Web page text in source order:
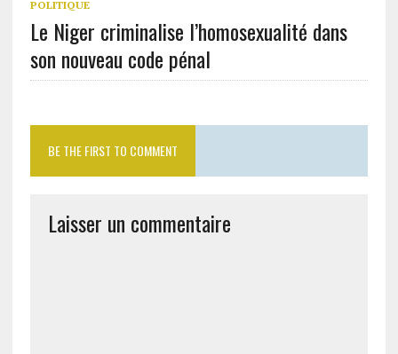
POLITIQUE
Le Niger criminalise l’homosexualité dans
son nouveau code pénal
BE THE FIRST TO COMMENT
Laisser un commentaire